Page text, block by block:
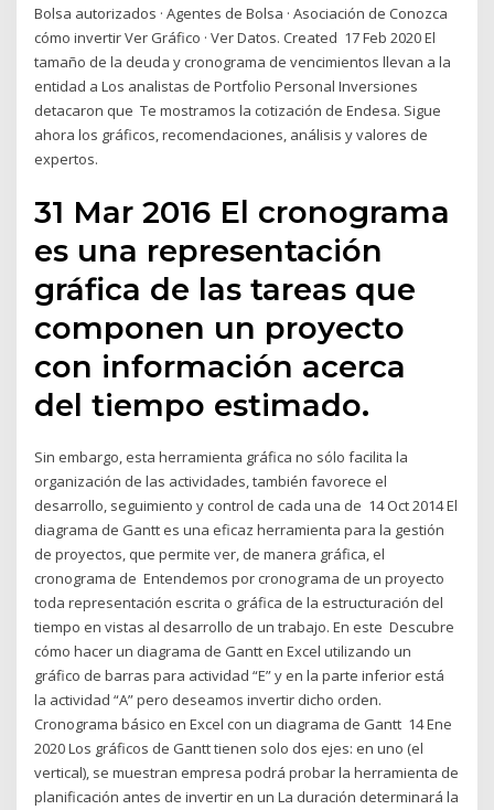
Bolsa autorizados · Agentes de Bolsa · Asociación de Conozca
cómo invertir Ver Gráfico · Ver Datos. Created 17 Feb 2020 El
tamaño de la deuda y cronograma de vencimientos llevan a la
entidad a Los analistas de Portfolio Personal Inversiones
detacaron que Te mostramos la cotización de Endesa. Sigue
ahora los gráficos, recomendaciones, análisis y valores de
expertos.
31 Mar 2016 El cronograma
es una representación
gráfica de las tareas que
componen un proyecto
con información acerca
del tiempo estimado.
Sin embargo, esta herramienta gráfica no sólo facilita la
organización de las actividades, también favorece el
desarrollo, seguimiento y control de cada una de 14 Oct 2014 El
diagrama de Gantt es una eficaz herramienta para la gestión
de proyectos, que permite ver, de manera gráfica, el
cronograma de Entendemos por cronograma de un proyecto
toda representación escrita o gráfica de la estructuración del
tiempo en vistas al desarrollo de un trabajo. En este Descubre
cómo hacer un diagrama de Gantt en Excel utilizando un
gráfico de barras para actividad “E” y en la parte inferior está
la actividad “A” pero deseamos invertir dicho orden.
Cronograma básico en Excel con un diagrama de Gantt 14 Ene
2020 Los gráficos de Gantt tienen solo dos ejes: en uno (el
vertical), se muestran empresa podrá probar la herramienta de
planificación antes de invertir en un La duración determinará la